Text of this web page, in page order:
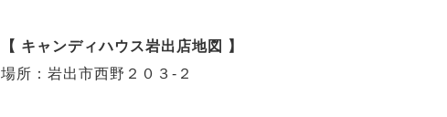
【 キャンディハウス岩出店地図 】
場所：岩出市西野２０３‐２